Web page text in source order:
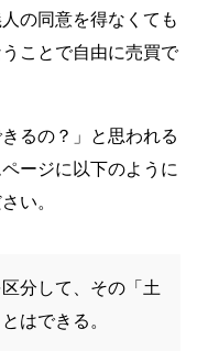
の同意を得なくても
ことで自由に売買で
るの？」と思われる
ージに以下のように
い。
分して、その「土
はできる。